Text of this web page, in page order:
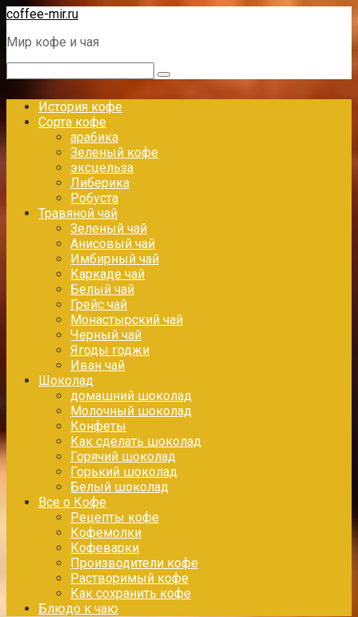
Перейти
контенту
coffee-mir.ru
Мир кофе и чая
История кофе
Сорта кофе
арабика
Зеленый кофе
эксцельза
Либерика
Робуста
Травяной чай
Зеленый чай
Анисовый чай
Имбирный чай
Каркаде чай
Белый чай
Грейс чай
Монастырский чай
Черный чай
Ягоды годжи
Иван чай
Шоколад
домашний шоколад
Молочный шоколад
Конфеты
Как сделать шоколад
Горячий шоколад
Горький шоколад
Белый шоколад
Все о Кофе
Рецепты кофе
Кофемолки
Кофеварки
Производители кофе
Растворимый кофе
Как сохранить кофе
Блюдо к чаю